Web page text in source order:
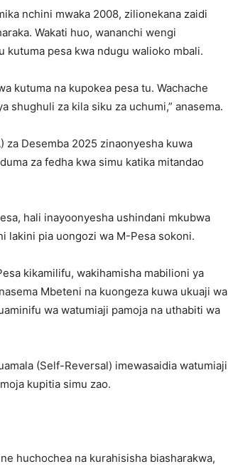
nchini mwaka 2008, zilionekana zaidi
Wakati huo, wananchi wengi
kutuma pesa kwa ndugu walioko mbali.
kutuma na kupokea pesa tu. Wachache
shughuli za kila siku za uchumi,” anasema.
za Desemba 2025 zinaonyesha kuwa
za fedha kwa simu katika mitandao
hali inayoonyesha ushindani mkubwa
lakini pia uongozi wa M-Pesa sokoni.
kikamilifu, wakihamisha mabilioni ya
Mbeteni na kuongeza kuwa ukuaji wa
wa watumiaji pamoja na uthabiti wa
(Self-Reversal) imewasaidia watumiaji
kupitia simu zao.
huchochea na kurahisisha biasharakwa,